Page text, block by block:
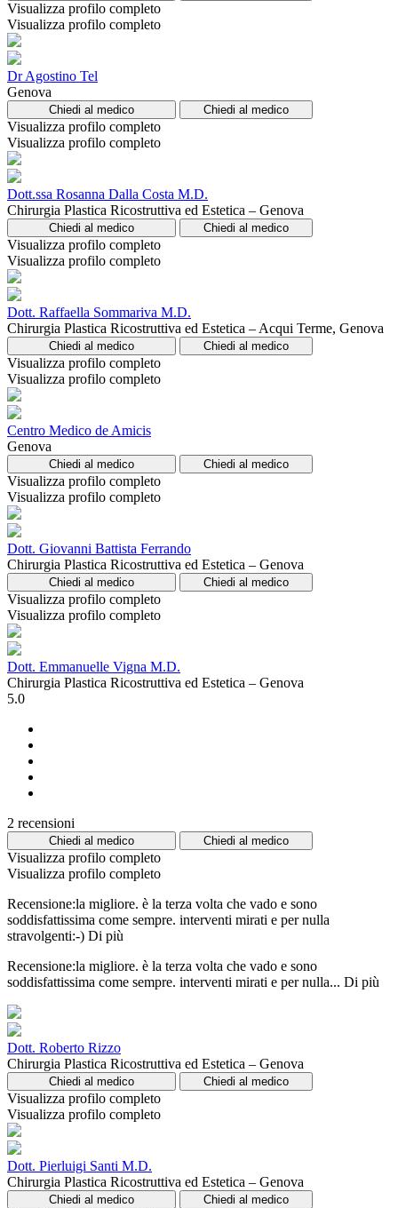
Visualizza profilo completo
Visualizza profilo completo
Dr Agostino Tel
Genova
Chiedi al medico Chiedi al medico
Visualizza profilo completo
Visualizza profilo completo
Dott.ssa Rosanna Dalla Costa M.D.
Chirurgia Plastica Ricostruttiva ed Estetica – Genova
Chiedi al medico Chiedi al medico
Visualizza profilo completo
Visualizza profilo completo
Dott. Raffaella Sommariva M.D.
Chirurgia Plastica Ricostruttiva ed Estetica – Acqui Terme, Genova
Chiedi al medico Chiedi al medico
Visualizza profilo completo
Visualizza profilo completo
Centro Medico de Amicis
Genova
Chiedi al medico Chiedi al medico
Visualizza profilo completo
Visualizza profilo completo
Dott. Giovanni Battista Ferrando
Chirurgia Plastica Ricostruttiva ed Estetica – Genova
Chiedi al medico Chiedi al medico
Visualizza profilo completo
Visualizza profilo completo
Dott. Emmanuelle Vigna M.D.
Chirurgia Plastica Ricostruttiva ed Estetica – Genova
5.0
2 recensioni
Chiedi al medico Chiedi al medico
Visualizza profilo completo
Visualizza profilo completo
Recensione:la migliore. è la terza volta che vado e sono
soddisfattissima come sempre. interventi mirati e per nulla
stravolgenti:-) Di più
Recensione:la migliore. è la terza volta che vado e sono
soddisfattissima come sempre. interventi mirati e per nulla... Di più
Dott. Roberto Rizzo
Chirurgia Plastica Ricostruttiva ed Estetica – Genova
Chiedi al medico Chiedi al medico
Visualizza profilo completo
Visualizza profilo completo
Dott. Pierluigi Santi M.D.
Chirurgia Plastica Ricostruttiva ed Estetica – Genova
Chiedi al medico Chiedi al medico